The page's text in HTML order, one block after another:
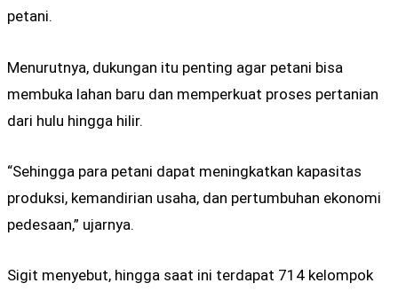
petani.
Menurutnya, dukungan itu penting agar petani bisa
membuka lahan baru dan memperkuat proses pertanian
dari hulu hingga hilir.
“Sehingga para petani dapat meningkatkan kapasitas
produksi, kemandirian usaha, dan pertumbuhan ekonomi
pedesaan,” ujarnya.
Sigit menyebut, hingga saat ini terdapat 714 kelompok